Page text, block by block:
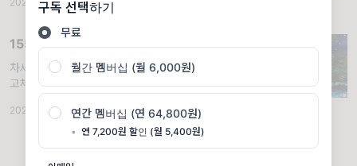
구독 선택하기
무료
월간 멤버십 (월 6,000원)
연간 멤버십 (연 64,800원)
• 연 7,200원 할인 (월 5,400원)
155mm 램제트 추진탄 연구
차세대 155mm 탄약을 위한 사거리 연장기술.
고체연료 램제트(Solid Fuel RamJet) 추진기
관은 대기 중의 산소를 이용하여 연료를 연소시
키는 방식으로 추력을 발생시키므로, 산화제와
연료가 결합되어 연소하는 고체로켓보
2021.12.27 · 탄약/추진/에너지 · 멤버십 · 조회 3.36K